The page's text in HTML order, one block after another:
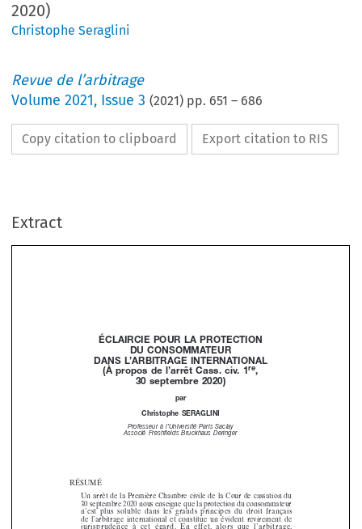
2020)
Christophe Seraglini
Revue de l’arbitrage
Volume2021, Issue 3 (2021) pp. 651 – 686
Copy citation to clipboard Export citation to RIS
Extract
  


 
    
        

  


    
    

            
            


                  
          


       
éClAirCie pOur lA prOteCtiOn
Du COnsOmmAteur
DAns l’ArbitrAGe internAtiOnAl
(à propos de l’arrêt Cass. civ.1re,
30 septembre2020)
par
Christophe serAGlini
Professeur àl’université Paris saclay
associé freshfields Bruckhaus deringer
RÉSuMÉ
un arrêt de la Première Chambre civile de la Cour de cassation du
30 septembre 2020 nous enseigne que la protection du consommateur
n’est
plus soluble dans les grandsprincipesdudroit français
de l’arbitrage international et constitue un évident revirement
de
jurisprudence
àcet égard . en effet, alors que l’arbitrage